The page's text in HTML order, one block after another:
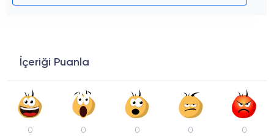
İçeriği Puanla
0 0 0 0 0